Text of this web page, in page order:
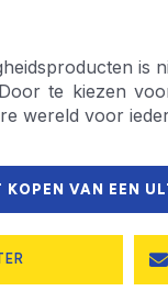
is
te kiezen
wereld voor
VAN EEN